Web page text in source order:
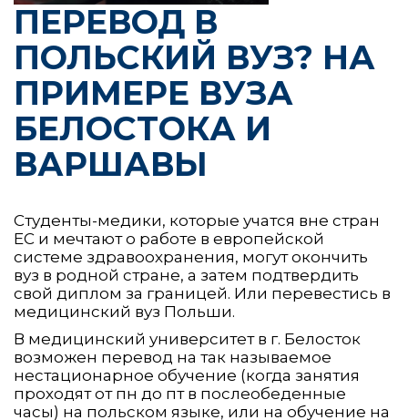
ПЕРЕВОД В
ПОЛЬСКИЙ ВУЗ? НА
ПРИМЕРЕ ВУЗА
БЕЛОСТОКА И
ВАРШАВЫ
Студенты-медики, которые учатся вне стран
ЕС и мечтают о работе в европейской
системе здравоохранения, могут окончить
вуз в родной стране, а затем подтвердить
свой диплом за границей. Или перевестись в
медицинский вуз Польши.
В медицинский университет в г. Белосток
возможен перевод на так называемое
нестационарное обучение (когда занятия
проходят от пн до пт в послеобеденные
часы) на польском языке, или на обучение на